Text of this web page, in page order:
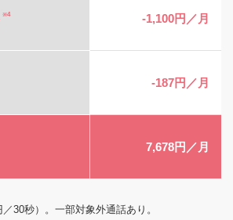
※4 -1,100円／月
-187円／月
7,678円／月
30秒）。一部対象外通話あり。